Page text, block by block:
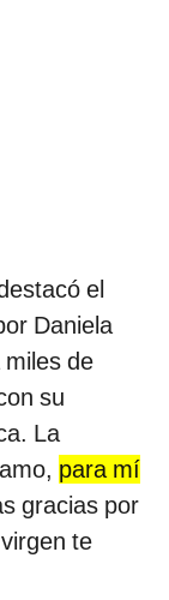
el
Daniela
de
su
La
para mí
gracias por
te